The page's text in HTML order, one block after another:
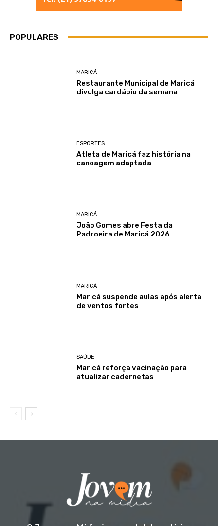
POPULARES
MARICÁ
Restaurante Municipal de Maricá
divulga cardápio da semana
ESPORTES
Atleta de Maricá faz história na
canoagem adaptada
MARICÁ
João Gomes abre Festa da
Padroeira de Maricá 2026
MARICÁ
Maricá suspende aulas após alerta
de ventos fortes
SAÚDE
Maricá reforça vacinação para
atualizar cadernetas